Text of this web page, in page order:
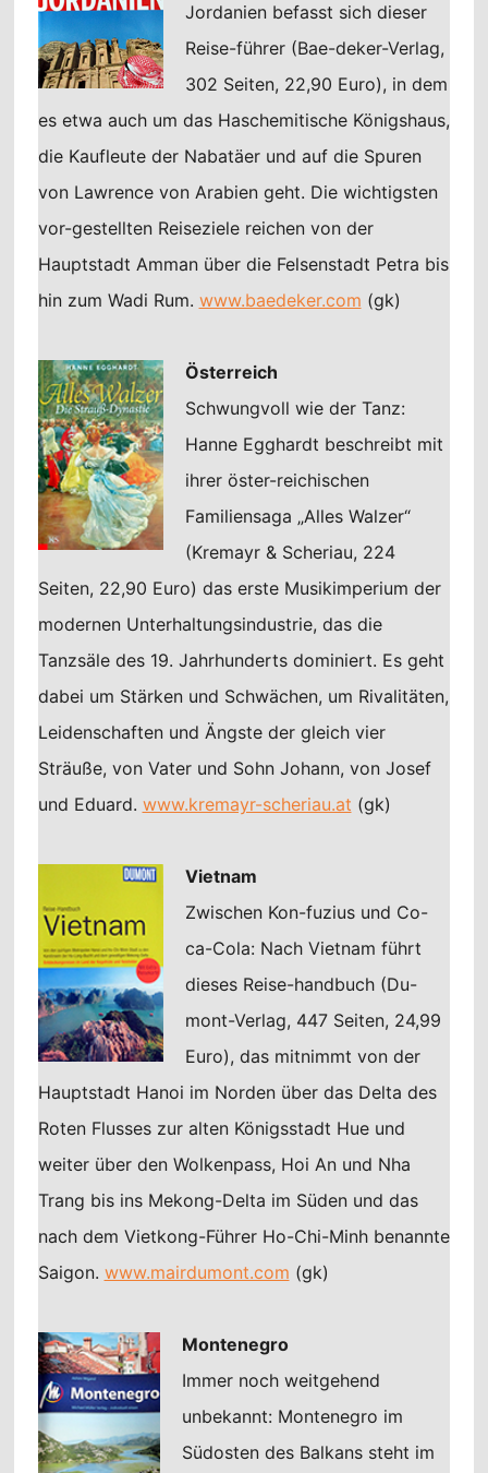
Jordanien befasst sich dieser
Reise-führer (Bae-deker-Verlag,
302 Seiten, 22,90 Euro), in dem
es etwa auch um das Haschemitische Königshaus,
die Kaufleute der Nabatäer und auf die Spuren
von Lawrence von Arabien geht. Die wichtigsten
vor-gestellten Reiseziele reichen von der
Hauptstadt Amman über die Felsenstadt Petra bis
hin zum Wadi Rum. www.baedeker.com (gk)
Österreich
Schwungvoll wie der Tanz:
Hanne Egghardt beschreibt mit
ihrer öster-reichischen
Familiensaga „Alles Walzer“
(Kremayr & Scheriau, 224
Seiten, 22,90 Euro) das erste Musikimperium der
modernen Unterhaltungsindustrie, das die
Tanzsäle des 19. Jahrhunderts dominiert. Es geht
dabei um Stärken und Schwächen, um Rivalitäten,
Leidenschaften und Ängste der gleich vier
Sträuße, von Vater und Sohn Johann, von Josef
und Eduard. www.kremayr-scheriau.at (gk)
Vietnam
Zwischen Kon-fuzius und Co-
ca-Cola: Nach Vietnam führt
dieses Reise-handbuch (Du-
mont-Verlag, 447 Seiten, 24,99
Euro), das mitnimmt von der
Hauptstadt Hanoi im Norden über das Delta des
Roten Flusses zur alten Königsstadt Hue und
weiter über den Wolkenpass, Hoi An und Nha
Trang bis ins Mekong-Delta im Süden und das
nach dem Vietkong-Führer Ho-Chi-Minh benannte
Saigon. www.mairdumont.com (gk)
Montenegro
Immer noch weitgehend
unbekannt: Montenegro im
Südosten des Balkans steht im